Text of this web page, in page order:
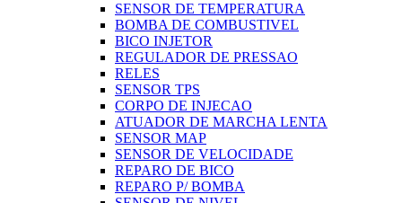
SENSOR DE TEMPERATURA
BOMBA DE COMBUSTIVEL
BICO INJETOR
REGULADOR DE PRESSAO
RELES
SENSOR TPS
CORPO DE INJECAO
ATUADOR DE MARCHA LENTA
SENSOR MAP
SENSOR DE VELOCIDADE
REPARO DE BICO
REPARO P/ BOMBA